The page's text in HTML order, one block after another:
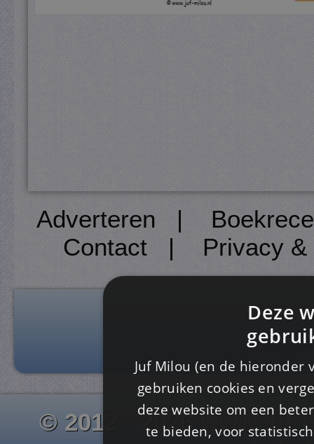
Adverteren |
Contact| Privacy
© 2012 - 2026
Deze
Juf Milou (en de
gebruiken cookies en
deze website om een
te bieden, voor